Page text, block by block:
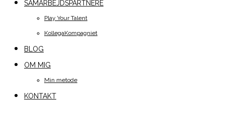
SAMARBEJDSPARTNERE
Play Your Talent
KollegaKompagniet
BLOG
OM MIG
Min metode
KONTAKT